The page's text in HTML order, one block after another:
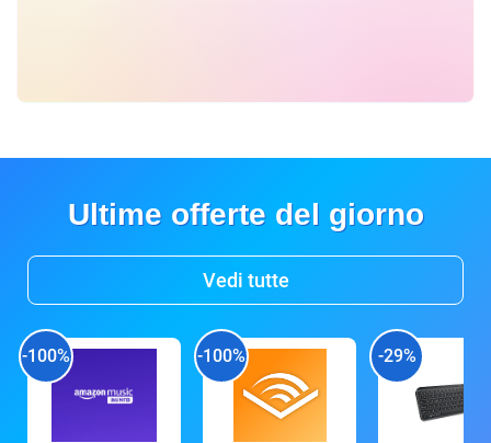
Ultime offerte del giorno
Vedi tutte
-100% -100% -29%